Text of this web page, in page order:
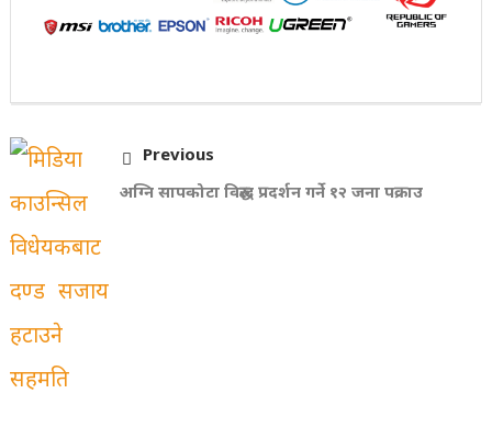
Previous
अग्नि सापकोटा विरुद्ध प्रदर्शन गर्ने १२ जना पक्राउ